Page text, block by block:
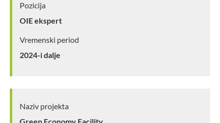
Pozicija
OIE ekspert
Vremenski period
2024-i dalje
Naziv projekta